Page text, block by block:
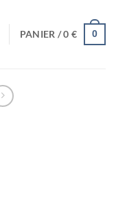
PANIER /0€ 0